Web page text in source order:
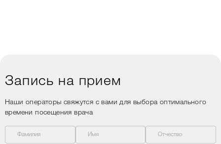
Запись на прием
Наши операторы свяжутся с вами для выбора оптимального
времени посещения врача
Фамилия Имя Отчество